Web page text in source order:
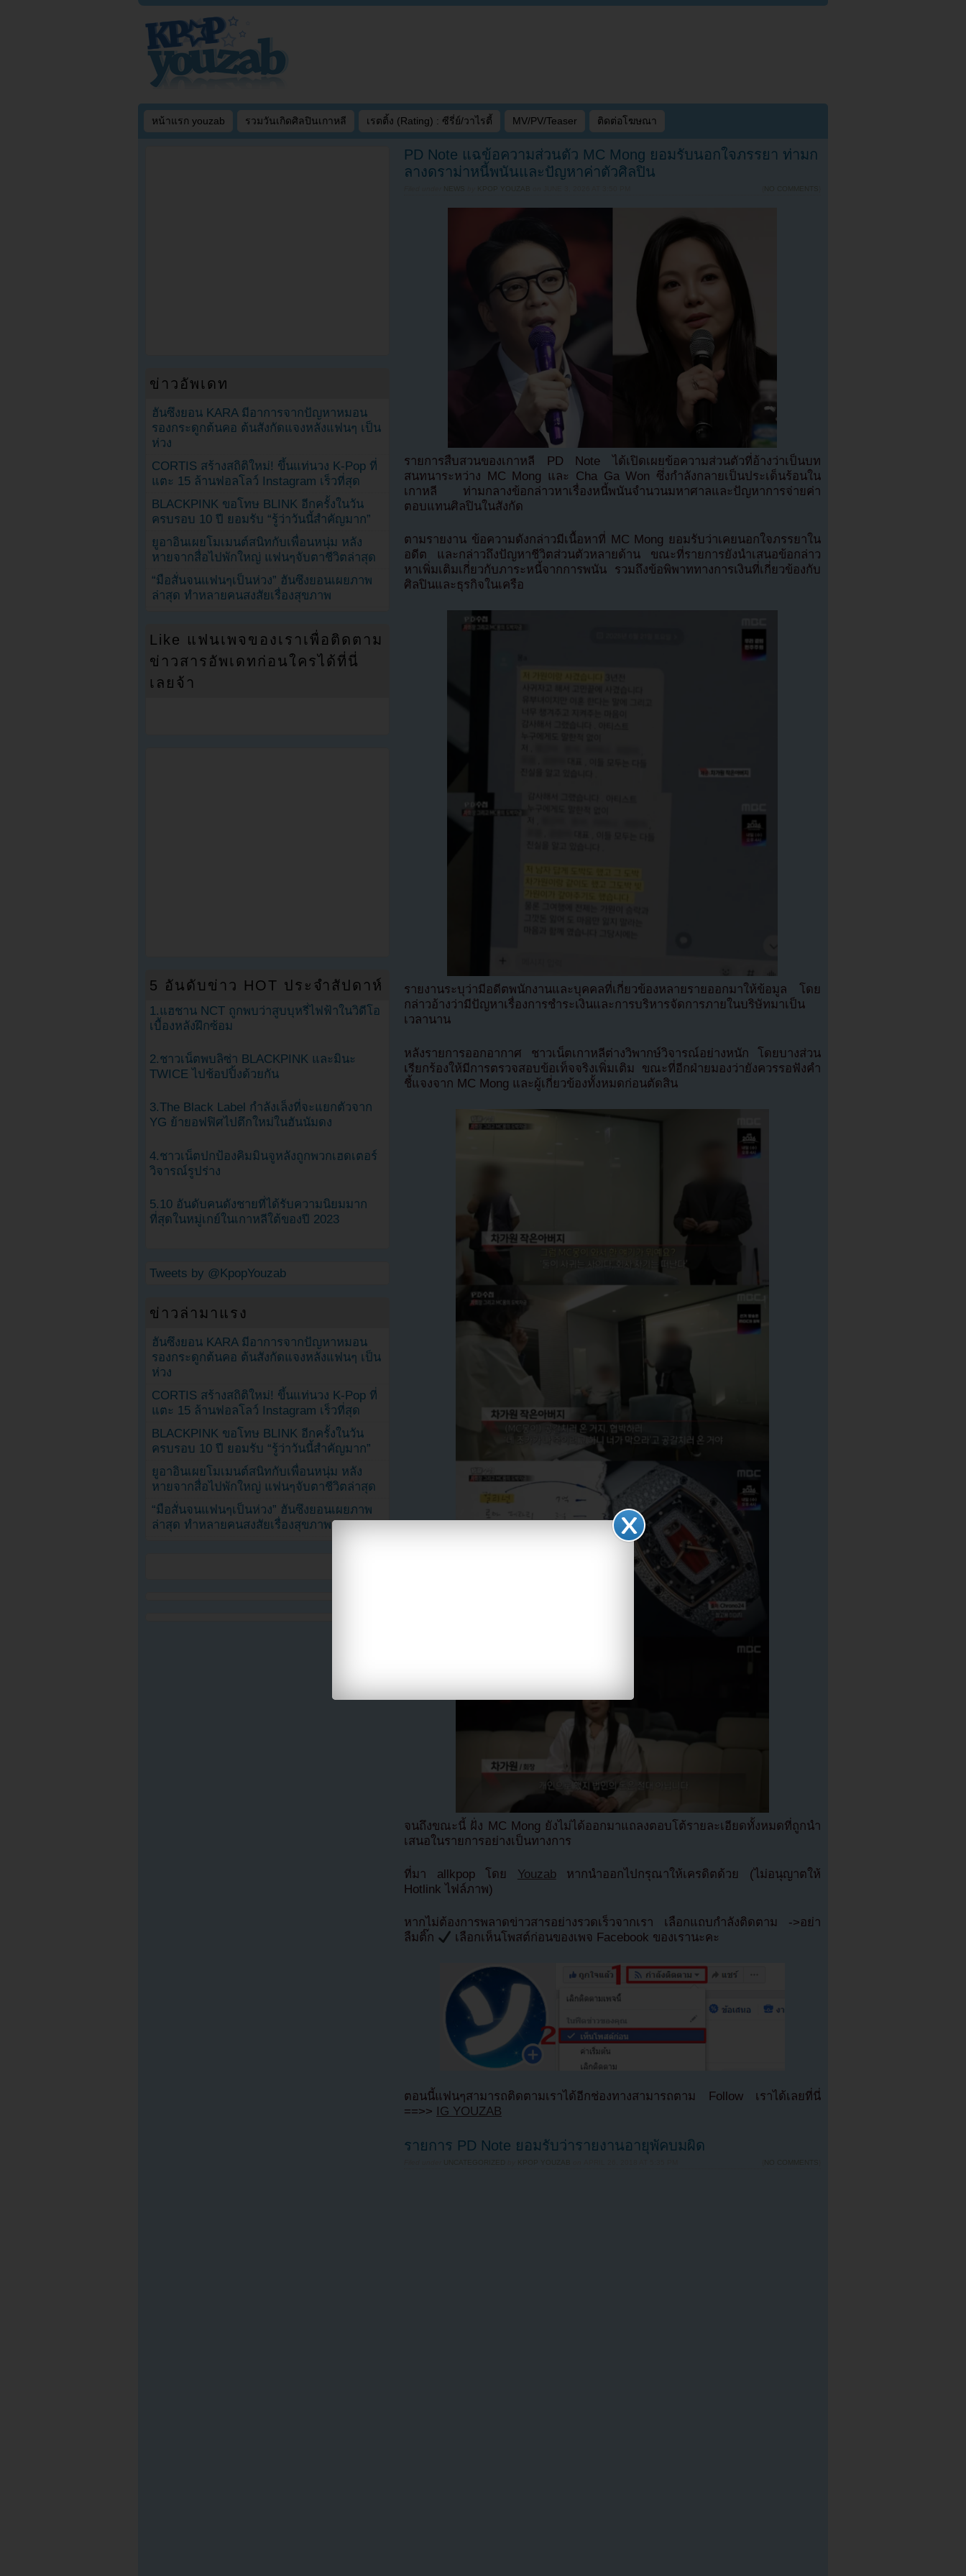
หน้าแรก youzab รวมวันเกิดศิลปินเกาหลี เรตติ้ง (Rating) : ซีรี่ย์/วาไรตี้ MV/PV/Teaser ติดต่อโฆษณา
PD Note แฉข้อความส่วนตัว MC Mong ยอมรับนอกใจภรรยา ท่ามก
ลางดราม่าหนี้พนันและปัญหาค่าตัวศิลปิน
NEWS KPOP YOUZAB NO COMMENTS
รายการสืบสวนของเกาหลี PD Note ได้เปิดเผยข้อความส่วนตัวที่อ้างว่าเป็นบท
สนทนาระหว่าง MC Mong และ Cha Ga Won ซึ่งกำลังกลายเป็นประเด็นร้อนใน
เกาหลี ท่ามกลางข้อกล่าวหาเรื่องหนี้พนันจำนวนมหาศาลและปัญหาการจ่ายค่า
ตอบแทนศิลปินในสังกัด
ตามรายงาน ข้อความดังกล่าวมีเนื้อหาที่ MC Mong ยอมรับว่าเคยนอกใจภรรยาใน
อดีต และกล่าวถึงปัญหาชีวิตส่วนตัวหลายด้าน ขณะที่รายการยังนำเสนอข้อกล่าว
หาเพิ่มเติมเกี่ยวกับภาระหนี้จากการพนัน รวมถึงข้อพิพาททางการเงินที่เกี่ยวข้องกับ
ศิลปินและธุรกิจในเครือ
รายงานระบุว่ามีอดีตพนักงานและบุคคลที่เกี่ยวข้องหลายรายออกมาให้ข้อมูล โดย
กล่าวอ้างว่ามีปัญหาเรื่องการชำระเงินและการบริหารจัดการภายในบริษัทมาเป็น
เวลานาน
หลังรายการออกอากาศ ชาวเน็ตเกาหลีต่างวิพากษ์วิจารณ์อย่างหนัก โดยบางส่วน
เรียกร้องให้มีการตรวจสอบข้อเท็จจริงเพิ่มเติม ขณะที่อีกฝ่ายมองว่ายังควรรอฟังคำ
ชี้แจงจาก MC Mong และผู้เกี่ยวข้องทั้งหมดก่อนตัดสิน
จนถึงขณะนี้ ฝั่ง MC Mong ยังไม่ได้ออกมาแถลงตอบโต้รายละเอียดทั้งหมดที่ถูกนำ
เสนอในรายการอย่างเป็นทางการ
ที่มา allkpop โดย Youzabหากนำออกไปกรุณาให้เครดิตด้วย (ไม่อนุญาตให้
Hotlink ไฟล์ภาพ)
หากไม่ต้องการพลาดข่าวสารอย่างรวดเร็วจากเรา เลือกแถบกำลังติดตาม ->อย่า
ลืมติ๊ก
เลือกเห็นโพสต์ก่อนของเพจ Facebook ของเรานะคะ
ตอนนี้แฟนๆสามารถติดตามเราได้อีกช่องทางสามารถตาม Follow เราได้เลยที่นี่
==>> IG YOUZAB
รายการ PD Note ยอมรับว่ารายงานอายุพัคบมผิด
UNCATEGORIZED KPOP YOUZAB NO COMMENTS
ข่าวอัพเดท
ฮันซึงยอน KARA มีอาการจากปัญหาหมอน
รองกระดูกต้นคอ ต้นสังกัดแจงหลังแฟนๆ เป็น
ห่วง
CORTIS สร้างสถิติใหม่! ขึ้นแท่นวง K-Pop ที่
แตะ 15 ล้านฟอลโลว์ Instagram เร็วที่สุด
BLACKPINK ขอโทษ BLINK อีกครั้งในวัน
ครบรอบ 10 ปี ยอมรับ “รู้ว่าวันนี้สำคัญมาก”
ยูอาอินเผยโมเมนต์สนิทกับเพื่อนหนุ่ม หลัง
หายจากสื่อไปพักใหญ่ แฟนๆจับตาชีวิตล่าสุด
“มือสั่นจนแฟนๆเป็นห่วง” ฮันซึงยอนเผยภาพ
ล่าสุด ทำหลายคนสงสัยเรื่องสุขภาพ
Like แฟนเพจของเราเพื่อติดตาม
ข่าวสารอัพเดทก่อนใครได้ที่นี่
เลยจ้า
5 อันดับข่าว HOT ประจำสัปดาห์
1.แฮชาน NCT ถูกพบว่าสูบบุหรี่ไฟฟ้าในวิดีโอ
เบื้องหลังฝึกซ้อม
2.ชาวเน็ตพบลิซ่า BLACKPINK และมินะ
TWICE ไปช้อปปิ้งด้วยกัน
3.The Black Label กำลังเล็งที่จะแยกตัวจาก
YG ย้ายอฟฟิศไปตึกใหม่ในฮันนัมดง
4.ชาวเน็ตปกป้องคิมมินจูหลังถูกพวกเฮดเตอร์
วิจารณ์รูปร่าง
5.10 อันดับคนดังชายที่ได้รับความนิยมมาก
ที่สุดในหมู่เกย์ในเกาหลีใต้ของปี 2023
Tweets by @KpopYouzab
ข่าวล่ามาแรง
ฮันซึงยอน KARA มีอาการจากปัญหาหมอน
รองกระดูกต้นคอ ต้นสังกัดแจงหลังแฟนๆ เป็น
ห่วง
CORTIS สร้างสถิติใหม่! ขึ้นแท่นวง K-Pop ที่
แตะ 15 ล้านฟอลโลว์ Instagram เร็วที่สุด
BLACKPINK ขอโทษ BLINK อีกครั้งในวัน
ครบรอบ 10 ปี ยอมรับ “รู้ว่าวันนี้สำคัญมาก”
ยูอาอินเผยโมเมนต์สนิทกับเพื่อนหนุ่ม หลัง
หายจากสื่อไปพักใหญ่ แฟนๆจับตาชีวิตล่าสุด
“มือสั่นจนแฟนๆเป็นห่วง” ฮันซึงยอนเผยภาพ
ล่าสุด ทำหลายคนสงสัยเรื่องสุขภาพ